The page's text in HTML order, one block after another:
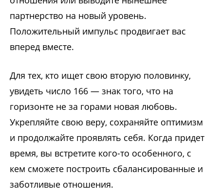
партнерство на новый уровень.
Положительный импульс продвигает вас
вперед вместе.
Для тех, кто ищет свою вторую половинку,
увидеть число 166 — знак того, что на
горизонте не за горами новая любовь.
Укрепляйте свою веру, сохраняйте оптимизм
и продолжайте проявлять себя. Когда придет
время, вы встретите кого-то особенного, с
кем сможете построить сбалансированные и
заботливые отношения.